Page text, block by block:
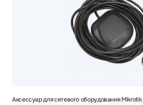
Аксессуар для сетевого оборудования